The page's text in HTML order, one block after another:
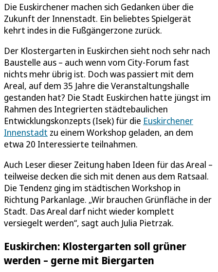
Die Euskirchener machen sich Gedanken über die
Zukunft der Innenstadt. Ein beliebtes Spielgerät
kehrt indes in die Fußgängerzone zurück.
Der Klostergarten in Euskirchen sieht noch sehr nach
Baustelle aus – auch wenn vom City-Forum fast
nichts mehr übrig ist. Doch was passiert mit dem
Areal, auf dem 35 Jahre die Veranstaltungshalle
gestanden hat? Die Stadt Euskirchen hatte jüngst im
Rahmen des Integrierten städtebaulichen
Entwicklungskonzepts (Isek) für die Euskirchener
Innenstadt zu einem Workshop geladen, an dem
etwa 20 Interessierte teilnahmen.
Auch Leser dieser Zeitung haben Ideen für das Areal –
teilweise decken die sich mit denen aus dem Ratsaal.
Die Tendenz ging im städtischen Workshop in
Richtung Parkanlage. „Wir brauchen Grünfläche in der
Stadt. Das Areal darf nicht wieder komplett
versiegelt werden“, sagt auch Julia Pietrzak.
Euskirchen: Klostergarten soll grüner
werden – gerne mit Biergarten